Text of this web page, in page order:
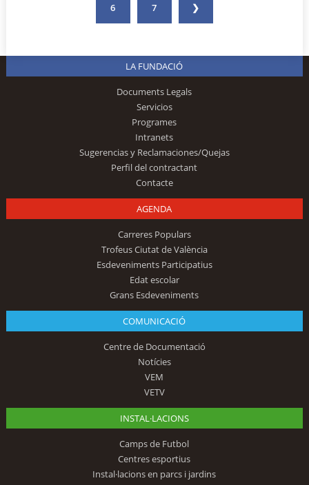
6 7 ❯
LA FUNDACIÓ
Documents Legals
Servicios
Programes
Intranets
Sugerencias y Reclamaciones/Quejas
Perfil del contractant
Contacte
AGENDA
Carreres Populars
Trofeus Ciutat de València
Esdeveniments Participatius
Edat escolar
Grans Esdeveniments
COMUNICACIÓ
Centre de Documentació
Notícies
VEM
VETV
INSTAL·LACIONS
Camps de Futbol
Centres esportius
Instal·lacions en parcs i jardins